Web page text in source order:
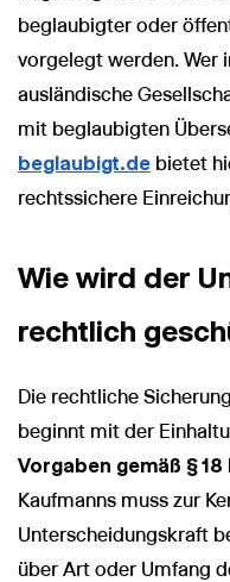
beglaubigter oder
vorgelegt werden.
ausländische
mit beglaubigten
beglaubigt.de bietet
rechtssichere
Wie wird der
rechtlich
Die rechtliche
beginnt mit der
Vorgaben gemäß § 18
Kaufmanns muss zur
Unterscheidungskraft
über Art oder Umfang